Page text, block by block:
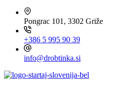
Pongrac 101, 3302 Griže
+386 5 995 90 39
info@drobtinka.si